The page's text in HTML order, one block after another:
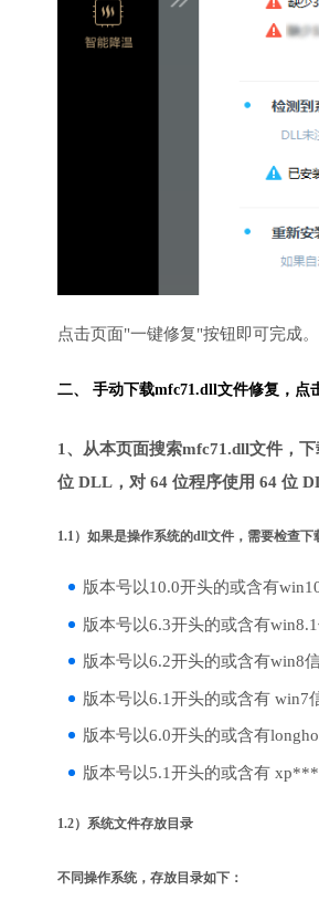
点击页面"一键修复"按钮即可完成。
二、 手动下载mfc71.dll文件修复， 点
1、从本页面搜索mfc71.dll文件，
位 DLL，对 64 位程序使用 64 位
1.1）如果是操作系统的dll文件，需要检查
版本号以10.0开头的或含有
版本号以6.3开头的或含有
版本号以6.2开头的或含有win8
版本号以6.1开头的或含有 win7
版本号以6.0开头的或含有
版本号以5.1开头的或含有
1.2）系统文件存放目录
不同操作系统，存放目录如下：